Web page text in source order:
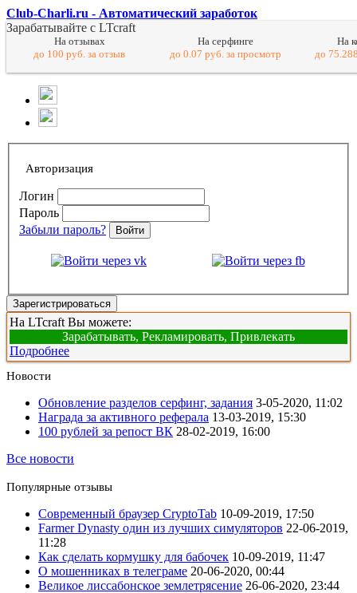
Club-Charli.ru - Автоматический заработок
Зарабатывайте с LTcraft
На отзывах На серфинге
На
до 100 руб. за отзыв
до 0.07 руб. за просмотр до
Авторизация
Логин
Пароль
Забыли пароль?
Войти
Зарегистрироваться
На LTcraft Вы можете:
Зарабатывать, Рекламировать, Привлекать
Подробнее
Новости
Обновление разделов серфинг, задания 3-05-2020, 11:02
Награда за активного реферала 13-03-2019, 15:30
100 рублей за репост ВК 28-02-2019, 16:00
Все новости
Популярные отзывы
Современный браузер CryptoTab 10-09-2019, 17:50
Farmer Dynasty один из лучших симуляторов 22-06-2019,
11:28
Как сделать кормушку для бабочек 10-09-2019, 11:47
О мошенниках в телеграме 20-06-2020, 00:44
Великое лиссабонское землетрясение 26-06-2020, 23:44